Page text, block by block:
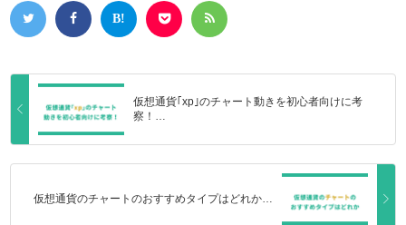
仮想通貨｢xp｣のチャート動きを初心者向けに考
察！…
仮想通貨のチャートのおすすめタイプはどれか…